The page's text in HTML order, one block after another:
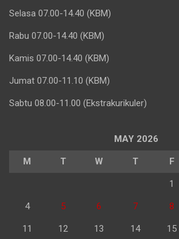
Selasa 07.00-14.40 (KBM)
Rabu 07.00-14.40 (KBM)
Kamis 07.00-14.40 (KBM)
Jumat 07.00-11.10 (KBM)
Sabtu 08.00-11.00 (Ekstrakurikuler)
MAY 2026
M T W T F
1
4 5 6 7 8
11 12 13 14 15